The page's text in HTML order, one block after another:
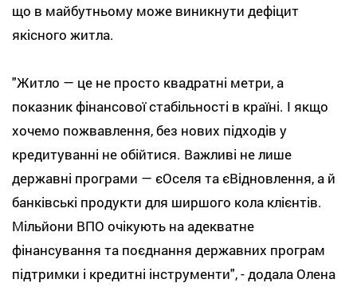
що в майбутньому може виникнути дефіцит
якісного житла.
"Житло — це не просто квадратні метри, а
показник фінансової стабільності в країні. І якщо
хочемо пожвавлення, без нових підходів у
кредитуванні не обійтися. Важливі не лише
державні програми — єОселя та єВідновлення, а й
банківські продукти для ширшого кола клієнтів.
Мільйони ВПО очікують на адекватне
фінансування та поєднання державних програм
підтримки і кредитні інструменти", - додала Олена